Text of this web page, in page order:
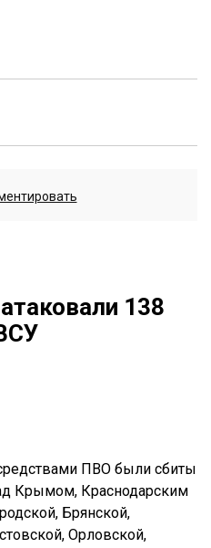
138
ПВО были сбиты
Крымом, Краснодарским
Брянской,
Орловской,